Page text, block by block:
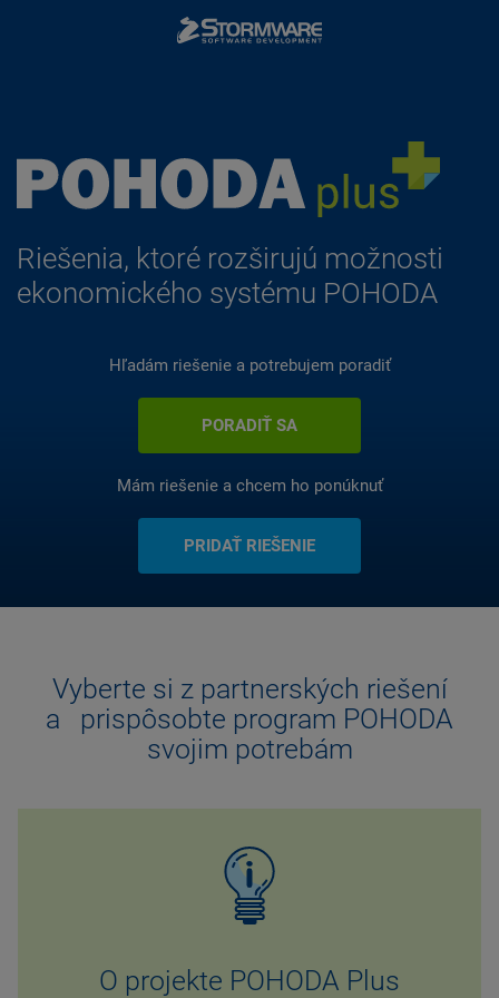
Riešenia, ktoré rozširujú možnosti
ekonomického systému POHODA
Hľadám riešenie a potrebujem poradiť
PORADIŤ SA
Mám riešenie a chcem ho ponúknuť
PRIDAŤ RIEŠENIE
Vyberte si z partnerských riešení
a prispôsobte program POHODA
svojim potrebám
O projekte POHODA Plus